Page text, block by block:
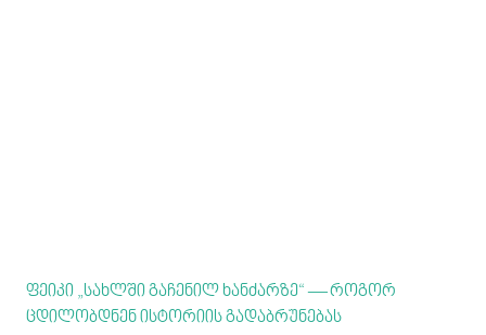
ფეიკი „სახლში გაჩენილ ხანძარზე“ — როგორ
ცდილობდნენ ისტორიის გადაბრუნებას